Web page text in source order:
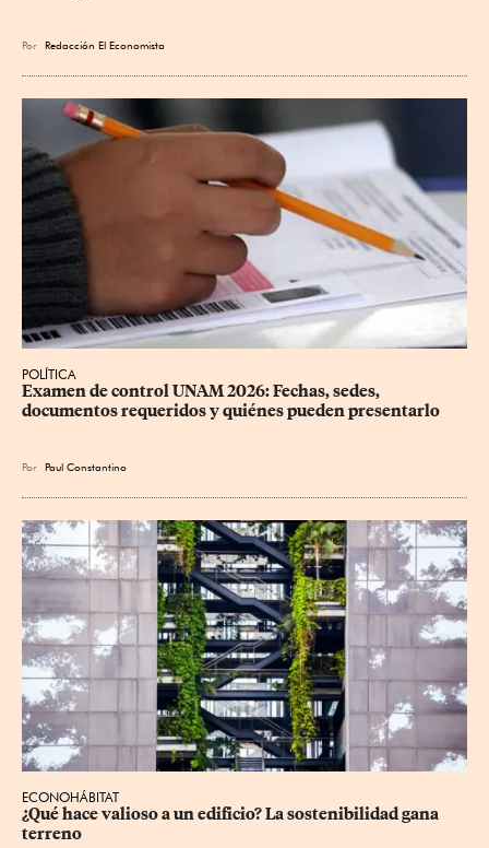
Por Redacción El Economista
POLÍTICA
Examen de control UNAM 2026: Fechas, sedes,
documentos requeridos y quiénes pueden presentarlo
Por Paul Constantino
ECONOHÁBITAT
¿Qué hace valioso a un edificio? La sostenibilidad gana
terreno